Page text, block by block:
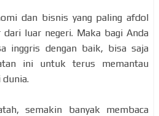
dan bisnis yang paling afdol
luar negeri. Maka bagi Anda
inggris dengan baik, bisa saja
ini untuk terus memantau
semakin banyak membaca